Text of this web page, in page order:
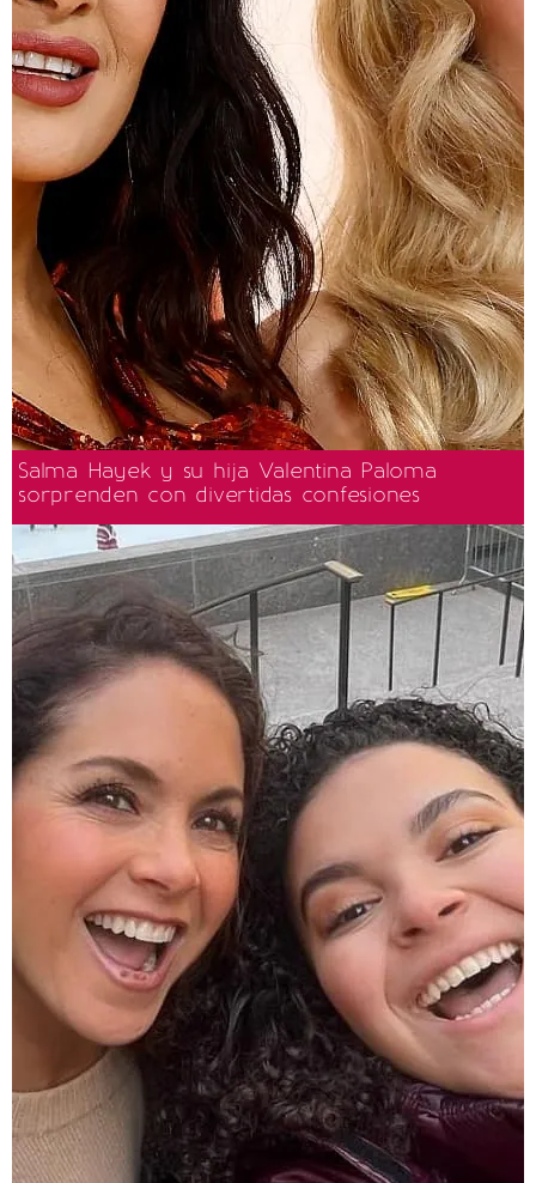
Salma Hayek y su hija Valentina Paloma
sorprenden con divertidas confesiones